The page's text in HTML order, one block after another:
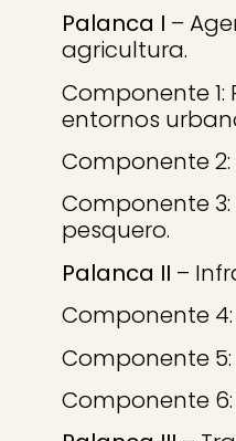
Palanca I –
agricultura.
Componente
entornos
Componente
Componente
pesquero.
Palanca II –
Componente
Componente
Componente